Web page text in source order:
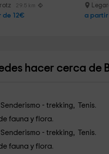
29.5 km
de 12€ a partir
hacer cerca de
- trekking, Tenis.
fauna y flora.
- trekking, Tenis.
fauna y flora.